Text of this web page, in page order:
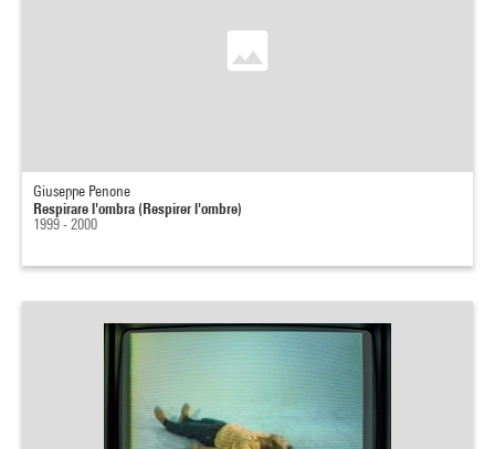
Giuseppe Penone
Respirare l'ombra (Respirer l'ombre)
1999 - 2000